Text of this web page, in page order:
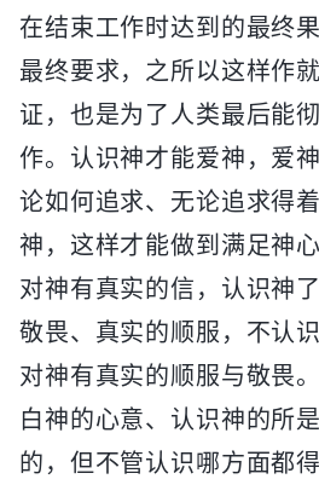
在结束工作时达到的最终
最终要求，之所以这样作
证，也是为了人类最后能
作。认识神才能爱神，爱
论如何追求、无论追求得
神，这样才能做到满足神
对神有真实的信，认识神
敬畏、真实的顺服，不认
对神有真实的顺服与敬畏
白神的心意、认识神的所
的，但不管认识哪方面都